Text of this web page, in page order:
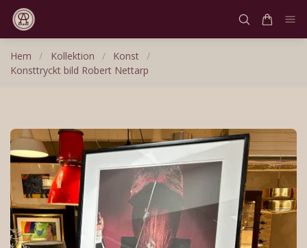
Hem / Kollektion / Konst /
Konsttryckt bild Robert Nettarp